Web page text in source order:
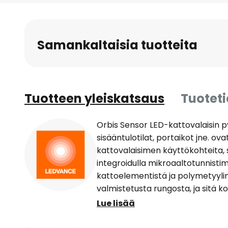
Samankaltaisia tuotteita
Tuotteen yleiskatsaus
Orbis Sensor LED-kattovalaisin
sisääntulotilat, portaikot jne.
kattovalaisimen käyttökohteita,
integroidulla
kattoelementistä ja
valmistetusta rungosta, ja sitä
keskellä oleva koristerengas.
Lue lisää